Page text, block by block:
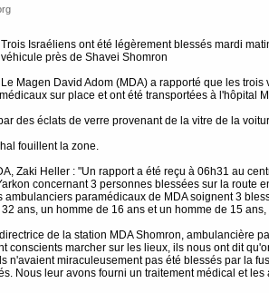
Trois Israéliens ont été légèrement blessés mardi
véhicule près de Shavei Shomron
Le Magen David Adom (MDA) a rapporté que les
sur place et ont été transportées à l'hôpital
des éclats de verre provenant de la vitre de la
fouillent la zone.
Zaki Heller : "Un rapport a été reçu à 06h31 au
concernant 3 personnes blessées sur la route
ambulanciers paramédicaux de MDA soignent 3
ans, un homme de 16 ans et un homme de 15
de la station MDA Shomron, ambulancière
conscients marcher sur les lieux, ils nous ont dit
n'avaient miraculeusement pas été blessés par la
Nous leur avons fourni un traitement médical et